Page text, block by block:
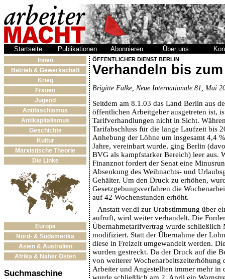
Startseite Publikationen Abonnieren Über uns
Innen
Betrieb & Gewerkschaft
Krieg
Frauen
Jugend
Antifaschismus
Antikapitalismus
Geschichte
Kultur
Marxistische Theorie
Die Linke
Europa
Nord- & Südamerika
Asien & Australien
Afrika & Naher Osten
Suchmaschine
ÖFFENTLICHER DIENST BERLIN
Verhandeln bis
Brigitte Falke, Neue Internationale 81, Mai
Seitdem am 8.1.03 das Land Berlin aus
öffentlichen Arbeitgeber ausgetreten ist,
Tarifverhandlungen nicht in Sicht.
Tarifabschluss für die lange Laufzeit bis
Anhebung der Löhne um insgesamt 4,4
Jahre, vereinbart wurde, ging Berlin
BVG als kampfstarker Bereich) leer aus.
Finanznot fordert der Senat eine
Absenkung des Weihnachts- und
Gehälter. Um den Druck zu erhöhen,
Gesetzgebungsverfahren die
auf 42 Wochenstunden erhöht.
Anstatt ver.di zur Urabstimmung über
aufruft, wird weiter verhandelt. Die
Übernahmetarifvertrag wurde schließlich
modifiziert. Statt der Übernahme der
diese in Freizeit umgewandelt werden.
wurden gestreckt. Da der Druck auf die
von weiterer Wochenarbeitszeiterhöhung
Arbeiter und Angestellten immer mehr in